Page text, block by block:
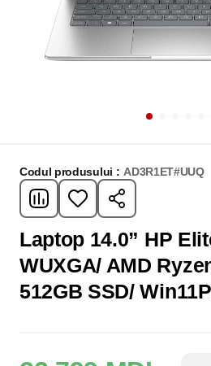
Codul produsului : AD3R1ET#UUQ
Laptop 14.0” HP
WUXGA/ AMD
512GB SSD/